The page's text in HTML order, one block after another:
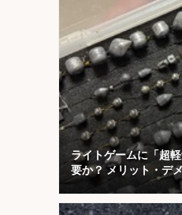
ライトゲームに「超
要か？ メリット・デ